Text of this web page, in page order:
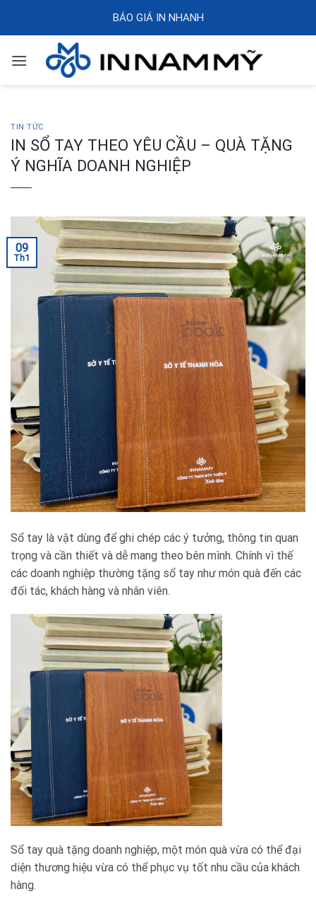
BÁO GIÁ IN NHANH
TIN TỨC
IN SỔ TAY THEO YÊU CẦU – QUÀ TẶNG
Ý NGHĨA DOANH NGHIỆP
09
Th1
Sổ tay là vật dùng để ghi chép các ý tưởng, thông tin quan
trọng và cần thiết và dễ mang theo bên mình. Chính vì thế
các doanh nghiệp thường tặng sổ tay như món quà đến các
đối tác, khách hàng và nhân viên.
Sổ tay quà tặng doanh nghiệp, một món quà vừa có thể đại
diện thương hiệu vừa có thể phục vụ tốt nhu cầu của khách
hàng.